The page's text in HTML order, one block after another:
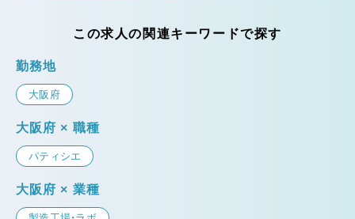
この求人の関連キーワードで探す
勤務地
大阪府
大阪府 × 職種
パティシエ
大阪府 × 業種